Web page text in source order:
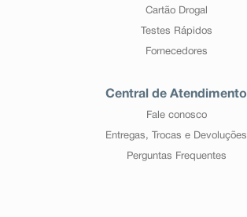
Cartão Drogal
Testes Rápidos
Fornecedores
Central de Atendimento
Fale conosco
Entregas, Trocas e Devoluções
Perguntas Frequentes